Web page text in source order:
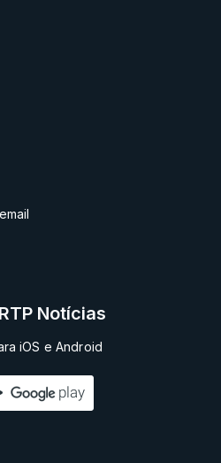
RTP Notícias
iOS e Android